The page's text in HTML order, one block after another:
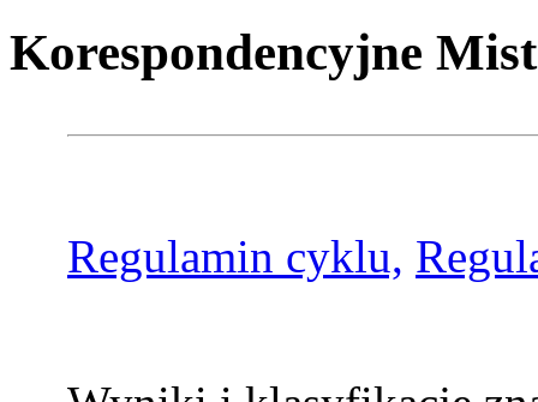
Korespondencyjne
Regulamin cyklu,